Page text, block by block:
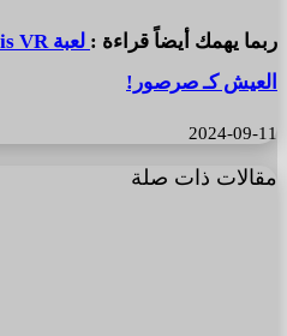
ربما يهمك أيضاً قراءة :
العيش كـ صرصور!
2024-09-11
مقالات ذات صلة